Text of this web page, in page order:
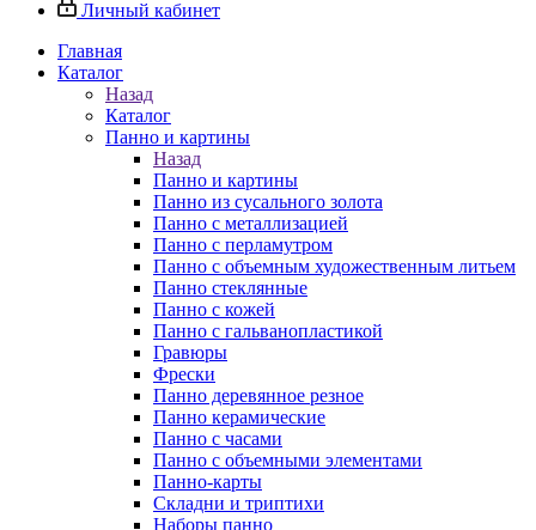
Личный кабинет
Главная
Каталог
Назад
Каталог
Панно и картины
Назад
Панно и картины
Панно из сусального золота
Панно с металлизацией
Панно с перламутром
Панно с объемным художественным литьем
Панно стеклянные
Панно с кожей
Панно с гальванопластикой
Гравюры
Фрески
Панно деревянное резное
Панно керамические
Панно с часами
Панно с объемными элементами
Панно-карты
Складни и триптихи
Наборы панно